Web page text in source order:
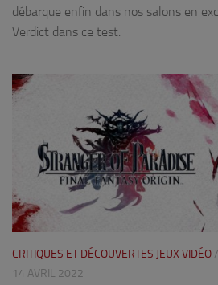
débarque enfin dans nos salons en
Verdict dans ce test.
CRITIQUES ET DÉCOUVERTES JEUX VIDÉO /
14 AVRIL 2022